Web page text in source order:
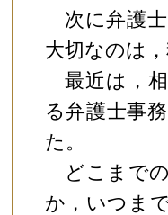
次に弁護
大切なのは，
最近は，
る弁護士事
た。
どこまで
か，いつま